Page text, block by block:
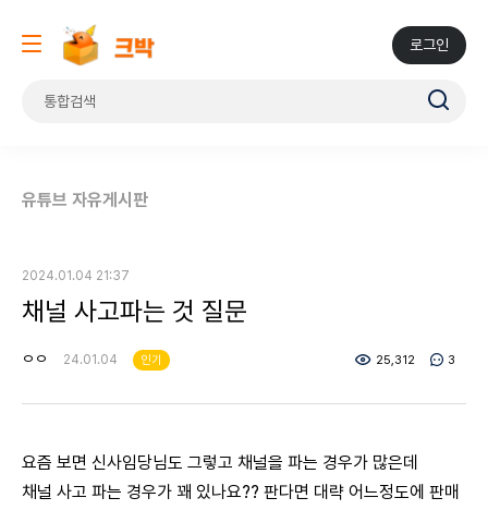
로그인
유튜브 자유게시판
2024.01.04 21:37
채널 사고파는 것 질문
ㅇㅇ 24.01.04 인기 25,312 3
요즘 보면 신사임당님도 그렇고 채널을 파는 경우가 많은데
채널 사고 파는 경우가 꽤 있나요?? 판다면 대략 어느정도에 판매